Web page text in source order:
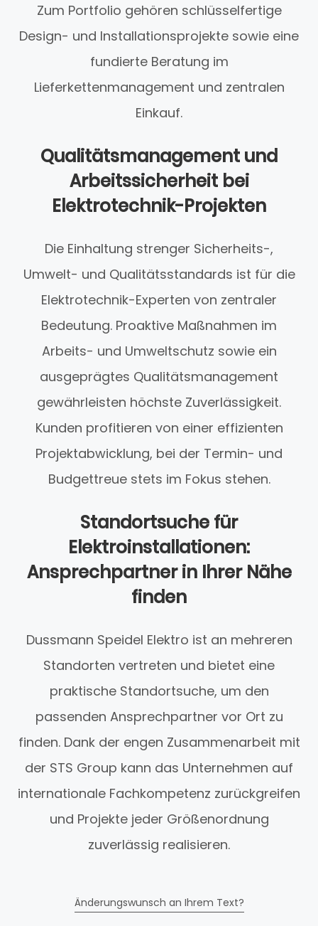
Zum Portfolio gehören schlüsselfertige
Design- und Installationsprojekte sowie eine
fundierte Beratung im
Lieferkettenmanagement und zentralen
Einkauf.
Qualitätsmanagement und
Arbeitssicherheit bei
Elektrotechnik-Projekten
Die Einhaltung strenger Sicherheits-,
Umwelt- und Qualitätsstandards ist für die
Elektrotechnik-Experten von zentraler
Bedeutung. Proaktive Maßnahmen im
Arbeits- und Umweltschutz sowie ein
ausgeprägtes Qualitätsmanagement
gewährleisten höchste Zuverlässigkeit.
Kunden profitieren von einer effizienten
Projektabwicklung, bei der Termin- und
Budgettreue stets im Fokus stehen.
Standortsuche für
Elektroinstallationen:
Ansprechpartner in Ihrer Nähe
finden
Dussmann Speidel Elektro ist an mehreren
Standorten vertreten und bietet eine
praktische Standortsuche, um den
passenden Ansprechpartner vor Ort zu
finden. Dank der engen Zusammenarbeit mit
der STS Group kann das Unternehmen auf
internationale Fachkompetenz zurückgreifen
und Projekte jeder Größenordnung
zuverlässig realisieren.
Änderungswunsch an Ihrem Text?